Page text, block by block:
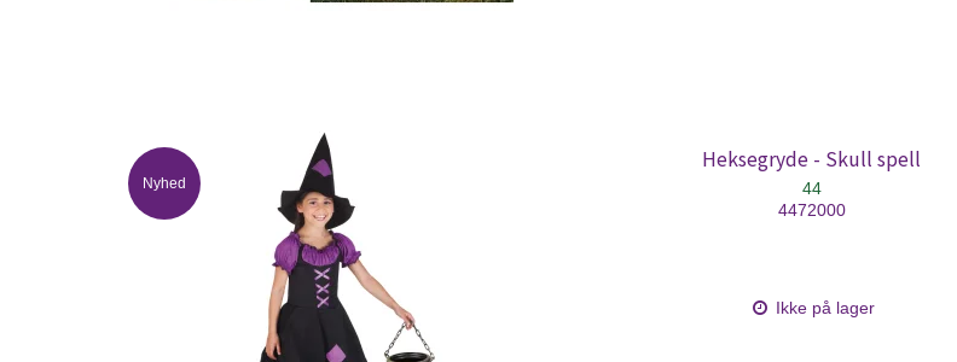
Nyhed
Heksegryde - Skull spell
44
4472000
Ikke på lager